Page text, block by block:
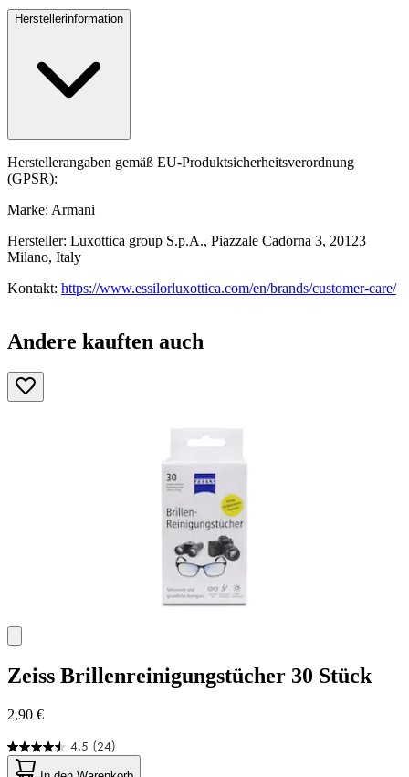
Herstellerinformation
Herstellerangaben gemäß EU-Produktsicherheitsverordnung
(GPSR):
Marke: Armani
Hersteller: Luxottica group S.p.A., Piazzale Cadorna 3, 20123
Milano, Italy
Kontakt: https://www.essilorluxottica.com/en/brands/customer-care/
Andere kauften auch
Zeiss Brillenreinigungstücher 30 Stück
2,90 €
4.5 (24)
4.5
von